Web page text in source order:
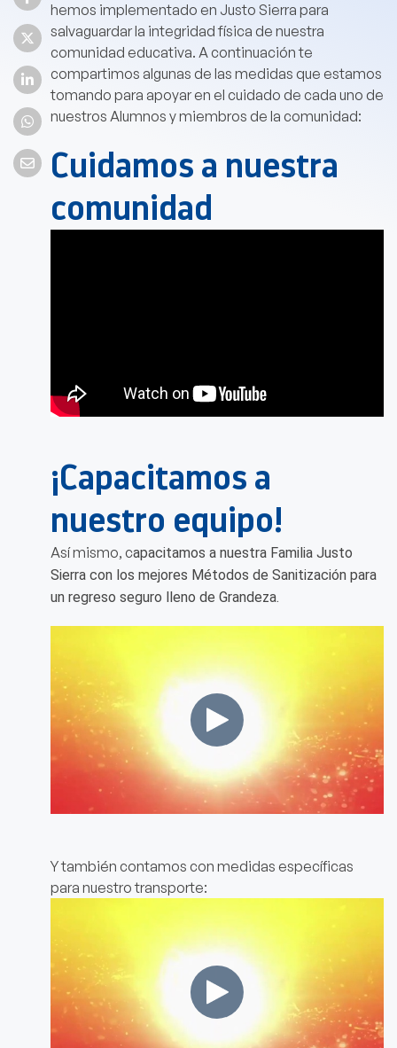
hemos implementado en Justo Sierra para
salvaguardar la integridad física de nuestra
comunidad educativa. A continuaciónte
compartimos algunas de las medidas que estamos
tomando para apoyar en el cuidado de cada uno de
nuestros Alumnos y miembros de la comunidad:
Cuidamos a nuestra
comunidad
¡Capacitamos a
nuestro equipo!
Así mismo, capacitamos a nuestra Familia Justo
Sierra con los mejores Métodos de Sanitización para
un regreso seguro lleno de Grandeza.
Y también contamos con medidas específicas
para nuestro transporte: